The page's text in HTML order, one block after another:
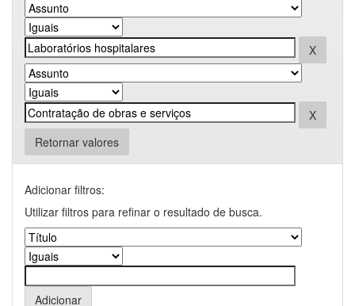
Retornar valores
Adicionar filtros:
Utilizar filtros para refinar o resultado de busca.